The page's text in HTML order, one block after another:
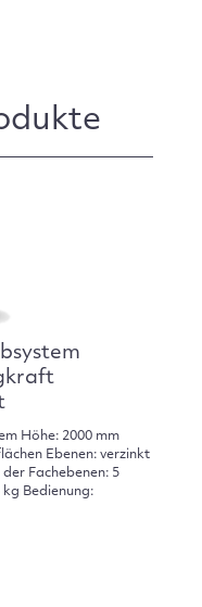
Höhe: 2000 mm
Ebenen: verzinkt
Fachebenen: 5
kg Bedienung: